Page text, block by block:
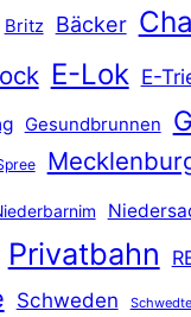
Britz Bäcker
E-Lok E-
Gesundbrunnen
Privatbahn
Schweden